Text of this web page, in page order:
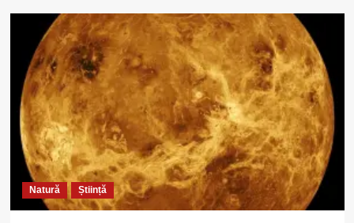
Homer
Odiseea
–
Poetul
fără
chip,
epopeea
care
ascunde
mistere
de
aproape
trei
Natură Știință